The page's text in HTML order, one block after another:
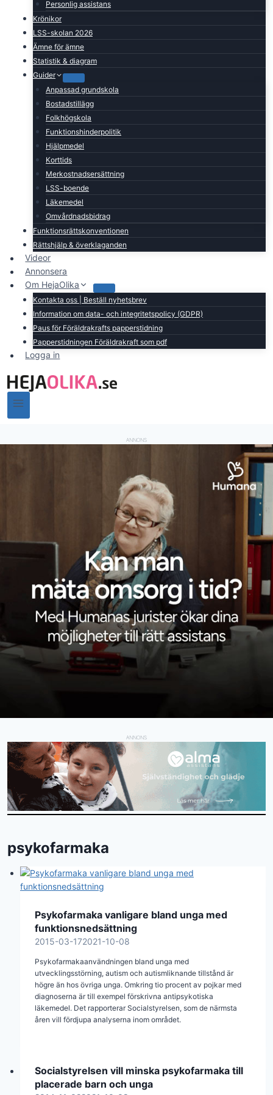
Personlig assistans
Krönikor
LSS-skolan 2026
Ämne för ämne
Statistik & diagram
Guider
Anpassad grundskola
Bostadstillägg
Folkhögskola
Funktionshinderpolitik
Hjälpmedel
Korttids
Merkostnadsersättning
LSS-boende
Läkemedel
Omvårdnadsbidrag
Funktionsrättskonventionen
Rättshjälp & överklaganden
Videor
Annonsera
Om HejaOlika
Kontakta oss | Beställ nyhetsbrev
Information om data- och integritetspolicy (GDPR)
Paus för Föräldrakrafts papperstidning
Papperstidningen Föräldrakraft som pdf
Logga in
ANNONS
ANNONS
psykofarmaka
Psykofarmaka vanligare bland unga med
funktionsnedsättning
2015-03-172021-10-08
Psykofarmakaanvändningen bland unga med
utvecklingsstörning, autism och autismliknande tillstånd är
högre än hos övriga unga. Omkring tio procent av pojkar med
diagnoserna är till exempel förskrivna antipsykotiska
läkemedel. Det rapporterar Socialstyrelsen, som de närmsta
åren vill fördjupa analyserna inom området.
Socialstyrelsen vill minska psykofarmaka till
placerade barn och unga